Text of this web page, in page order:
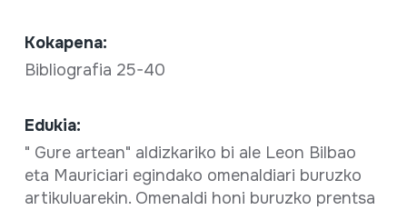
Kokapena:
Bibliografia 25-40
Edukia:
" Gure artean" aldizkariko bi ale Leon Bilbao
eta Mauriciari egindako omenaldiari buruzko
artikuluarekin. Omenaldi honi buruzko prentsa